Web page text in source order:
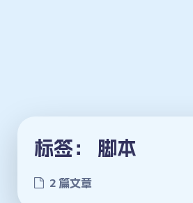
标签： 脚本
2 篇文章